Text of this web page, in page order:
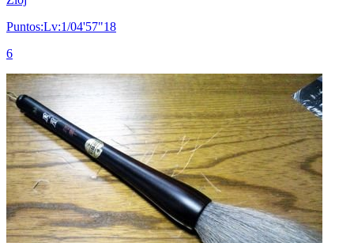
Puntos:Lv:1/04'57"18
6